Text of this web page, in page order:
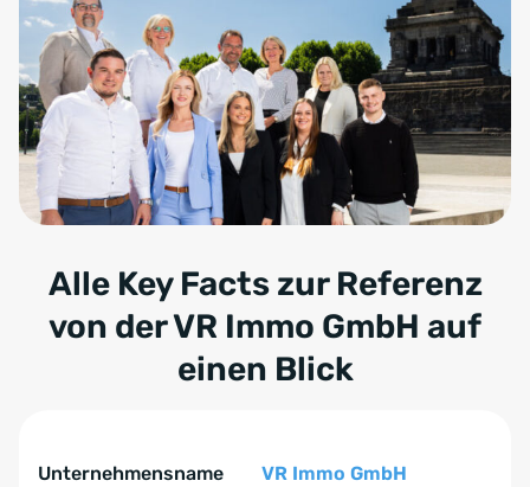
Alle Key Facts zur Referenz
von derVR Immo GmbH auf
einen Blick
Unternehmensname
VR Immo GmbH